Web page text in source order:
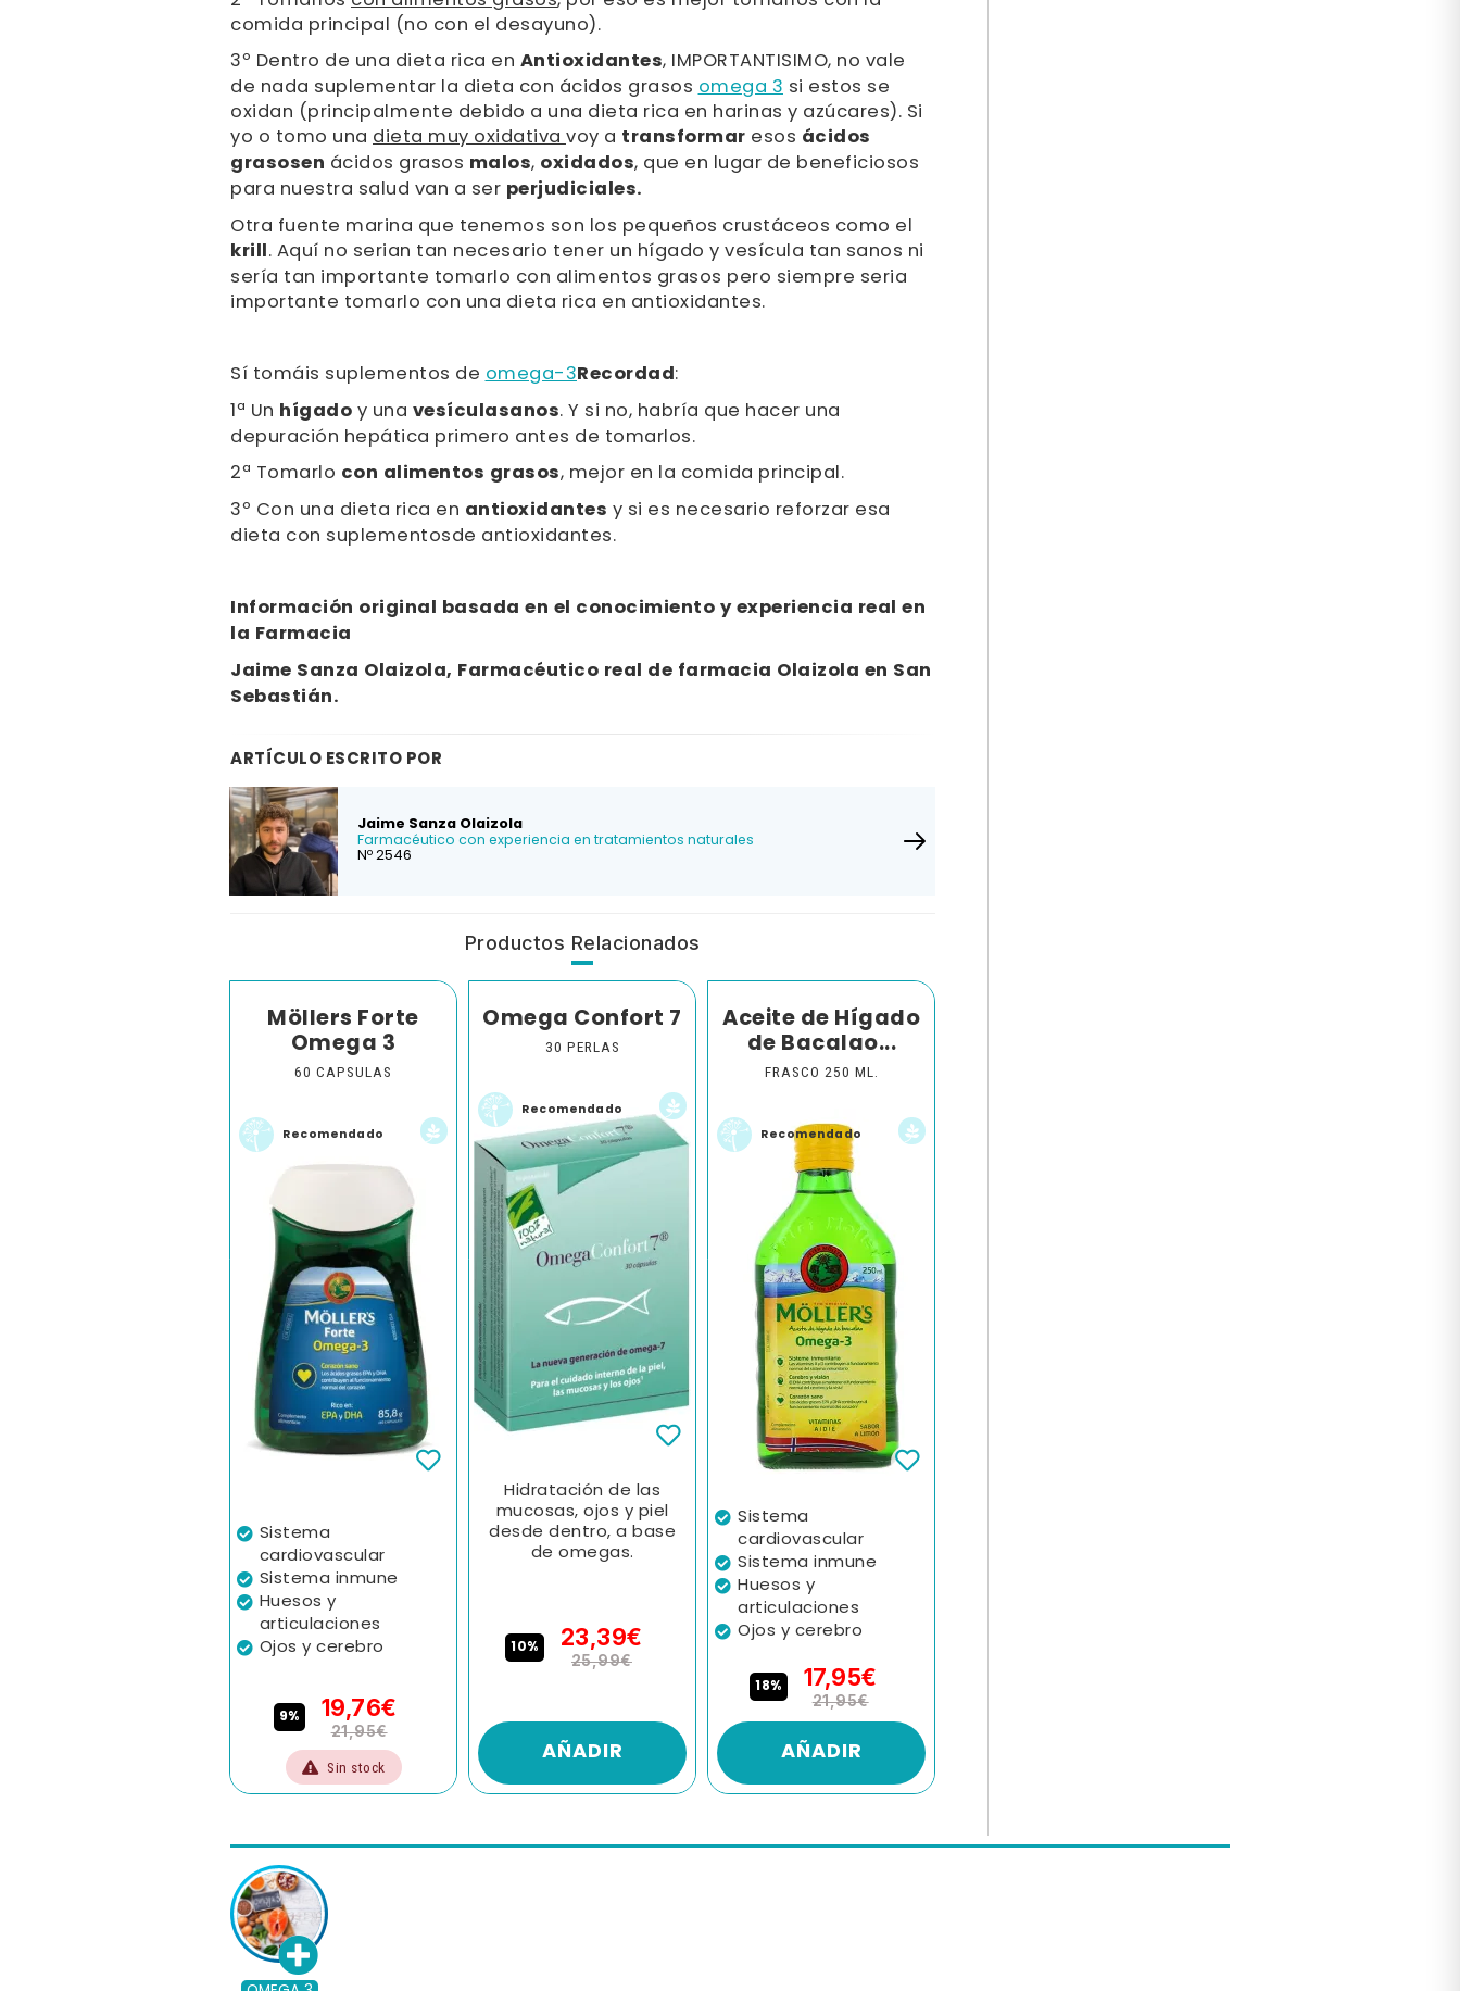
comida principal (no con el desayuno).
3º Dentro de una dieta rica en Antioxidantes, IMPORTANTISIMO, no vale
de nada suplementar la dieta con ácidos grasosomega 3 si estos se
oxidan (principalmente debido a una dieta rica en harinas y azúcares). Si
yo o tomo una dieta muy oxidativavoy a transformar esos ácidos
grasosen ácidos grasos malos, oxidados, que en lugar de beneficiosos
para nuestra salud van a ser perjudiciales.
Otra fuente marina que tenemos son los pequeños crustáceos como el
krill. Aquí no serian tan necesario tener un hígado y vesícula tan sanos ni
sería tan importante tomarlo con alimentos grasos pero siempre seria
importante tomarlo con una dieta rica en antioxidantes.
Sí tomáis suplementos deomega-3Recordad:
1ª Un hígadoy una vesículasanos. Y si no, habría que hacer una
depuración hepática primero antes de tomarlos.
2ª Tomarlo con alimentos grasos, mejor en la comida principal.
3º Con una dieta rica en antioxidantes y si es necesario reforzar esa
dieta con suplementosde antioxidantes.
Información original basada en el conocimiento y experiencia real en
la Farmacia
Jaime Sanza Olaizola, Farmacéutico real de farmacia Olaizola en San
Sebastián.
ARTÍCULO ESCRITO POR
Jaime Sanza Olaizola
Farmacéutico con experiencia en tratamientos naturales
Nº 2546
Productos Relacionados
Möllers Forte
Omega 3
60 CAPSULAS
Recomendado
Sistema
cardiovascular
Sistema inmune
Huesos y
articulaciones
Ojos y cerebro
9% 19,76€
21,95€
Sin stock
Omega Confort 7
30 PERLAS
Recomendado
Hidratación de las
mucosas, ojos y piel
desde dentro, a base
de omegas.
10% 23,39€
25,99€
AÑADIR
Aceite de Hígado
de Bacalao...
FRASCO 250 ML.
Recomendado
Sistema
cardiovascular
Sistema inmune
Huesos y
articulaciones
Ojos y cerebro
18% 17,95€
21,95€
AÑADIR